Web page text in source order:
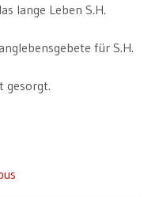
lange Leben S.H.
für S.H.
gesorgt.